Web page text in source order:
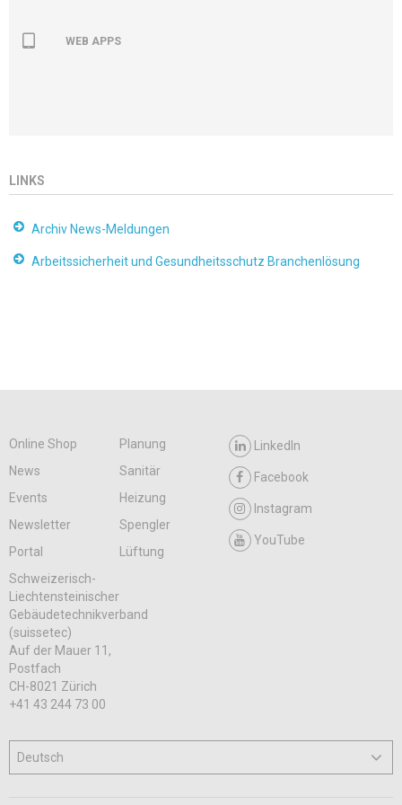
WEB APPS
LINKS
Archiv News-Meldungen
Arbeitssicherheit und Gesundheitsschutz Branchenlösung
Online Shop
Planung
News
Sanitär
Events
Heizung
Newsletter
Spengler
Portal
Lüftung
LinkedIn
Facebook
Instagram
YouTube
Schweizerisch-
Liechtensteinischer
Gebäudetechnikverband
(suissetec)
Auf der Mauer 11,
Postfach
CH-8021 Zürich
+41 43 244 73 00